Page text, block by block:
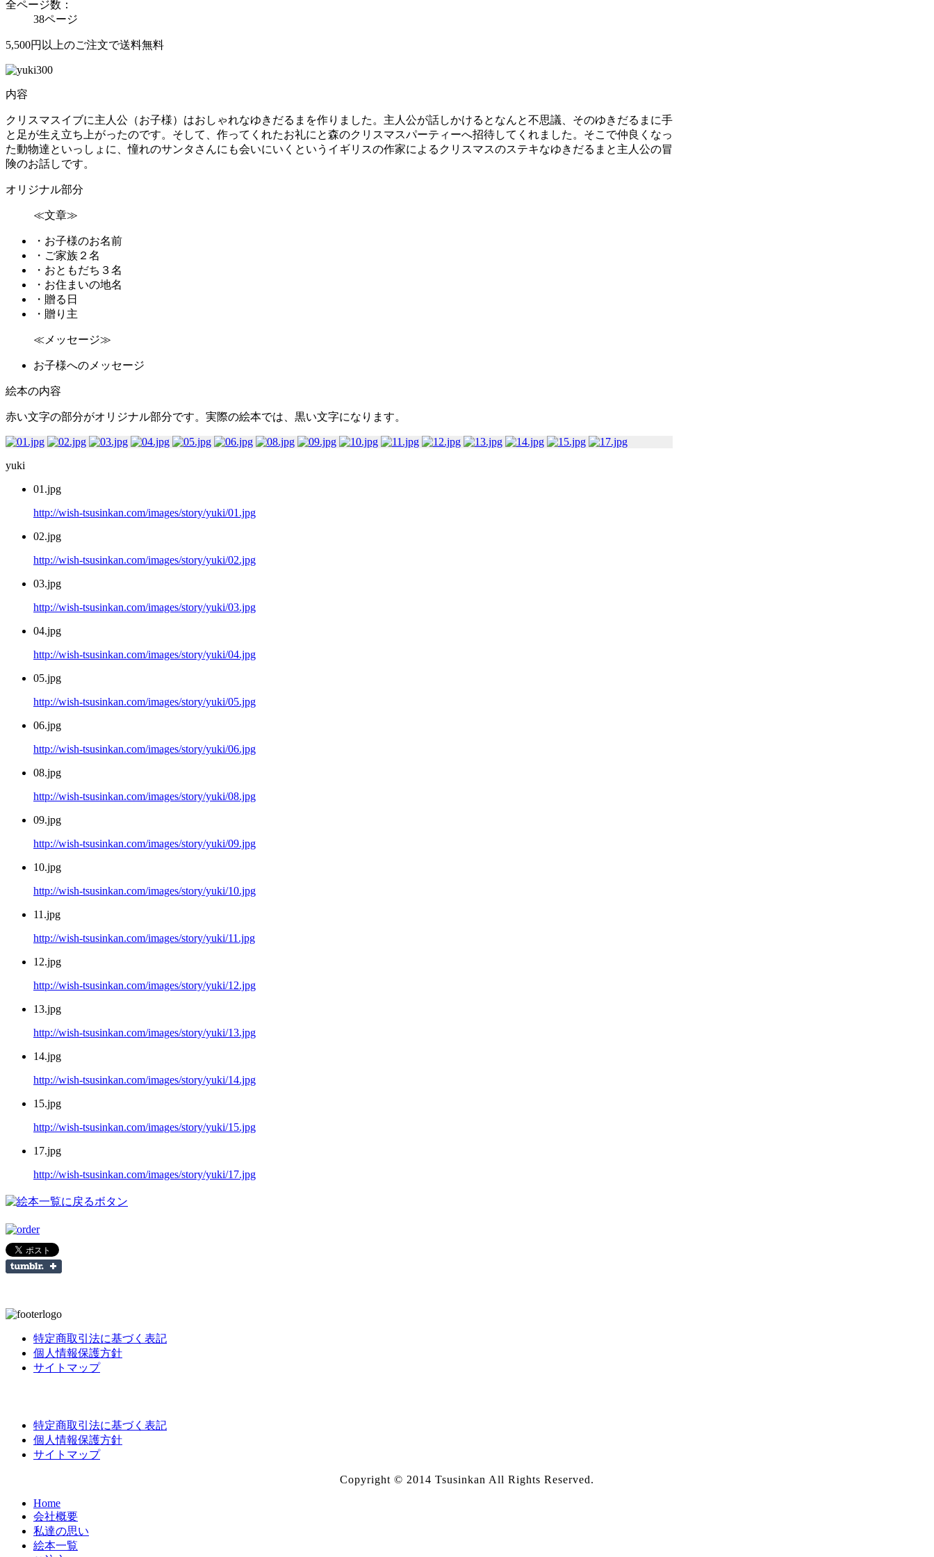
全ページ数：
38ページ
5,500円以上のご注文で送料無料
内容
クリスマスイブに主人公（お子様）はおしゃれなゆきだるまを作りました。主人公が話しかけるとなんと不思議、そのゆきだるまに手
と足が生え立ち上がったのです。そして、作ってくれたお礼にと森のクリスマスパーティーへ招待してくれました。そこで仲良くなっ
た動物達といっしょに、憧れのサンタさんにも会いにいくというイギリスの作家によるクリスマスのステキなゆきだるまと主人公の冒
険のお話しです。
オリジナル部分
≪文章≫
・お子様のお名前
・ご家族２名
・おともだち３名
・お住まいの地名
・贈る日
・贈り主
≪メッセージ≫
お子様へのメッセージ
絵本の内容
赤い文字の部分がオリジナル部分です。実際の絵本では、黒い文字になります。
yuki
01.jpg
http://wish-tsusinkan.com/images/story/yuki/01.jpg
02.jpg
http://wish-tsusinkan.com/images/story/yuki/02.jpg
03.jpg
http://wish-tsusinkan.com/images/story/yuki/03.jpg
04.jpg
http://wish-tsusinkan.com/images/story/yuki/04.jpg
05.jpg
http://wish-tsusinkan.com/images/story/yuki/05.jpg
06.jpg
http://wish-tsusinkan.com/images/story/yuki/06.jpg
08.jpg
http://wish-tsusinkan.com/images/story/yuki/08.jpg
09.jpg
http://wish-tsusinkan.com/images/story/yuki/09.jpg
10.jpg
http://wish-tsusinkan.com/images/story/yuki/10.jpg
11.jpg
http://wish-tsusinkan.com/images/story/yuki/11.jpg
12.jpg
http://wish-tsusinkan.com/images/story/yuki/12.jpg
13.jpg
http://wish-tsusinkan.com/images/story/yuki/13.jpg
14.jpg
http://wish-tsusinkan.com/images/story/yuki/14.jpg
15.jpg
http://wish-tsusinkan.com/images/story/yuki/15.jpg
17.jpg
http://wish-tsusinkan.com/images/story/yuki/17.jpg
特定商取引法に基づく表記
個人情報保護方針
サイトマップ
特定商取引法に基づく表記
個人情報保護方針
サイトマップ
Copyright © 2014 Tsusinkan All Rights Reserved.
Home
会社概要
私達の思い
絵本一覧